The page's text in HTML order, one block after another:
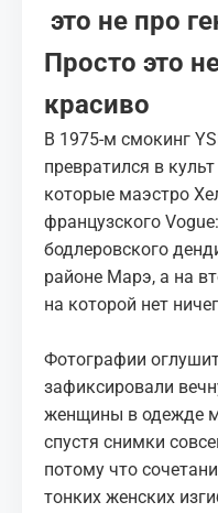
это не про
Просто это
красиво
В 1975-м смокинг
превратился в
которые маэстро
французского
бодлеровского
районе Марэ, а на
на которой нет
Фотографии
зафиксировали
женщины в одежде
спустя снимки
потому что
тонких женских